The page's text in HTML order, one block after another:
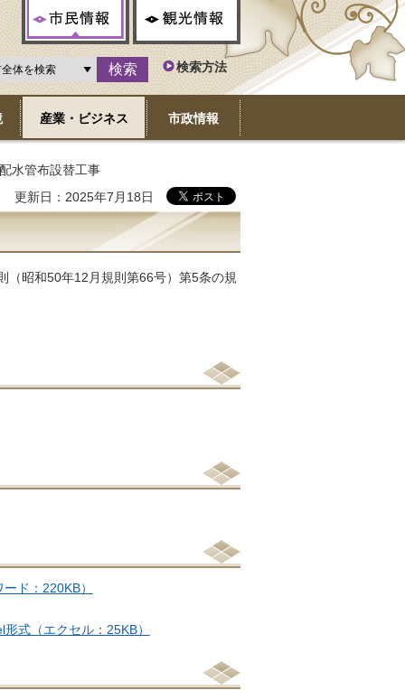
検索方法
産業・ビジネス 市政情報
水管布設替工事
更新日：2025年7月18日
（昭和50年12月規則第66号）第5条の規
ド：220KB）
形式（エクセル：25KB）